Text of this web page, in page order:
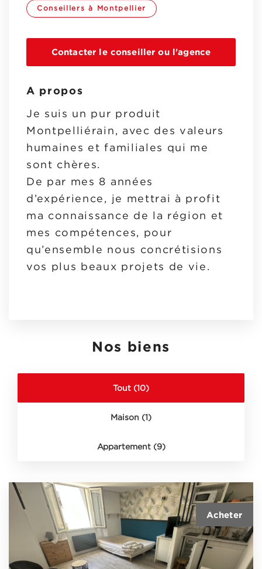
Conseillers à Montpellier
Contacter le conseiller ou l'agence
A propos
Je suis un pur produit
Montpelliérain, avec des valeurs
humaines et familiales qui me
sont chères.
De par mes 8 années
d’expérience, je mettrai à profit
ma connaissance de la région et
mes compétences, pour
qu’ensemble nous concrétisions
vos plus beaux projets de vie.
Nos biens
Tout (10)
Maison (1)
Appartement (9)